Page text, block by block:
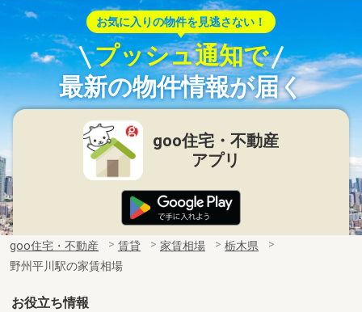
お気に入りの物件を見逃さない！
プッシュ通知で
最新の物件情報が届く
goo住宅・不動産
アプリ
goo住宅・不動産 賃貸 家賃相場
栃木県
野州平川駅の家賃相場
お役立ち情報